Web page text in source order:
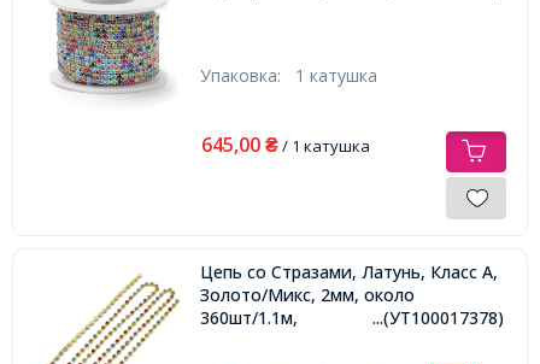
Упаковка: 1 катушка
645,00 ₴/ 1 катушка
Цепь со Стразами, Латунь, Класс А,
Золото/Микс, 2мм, около
360шт/1.1м,
...(УТ100017378)